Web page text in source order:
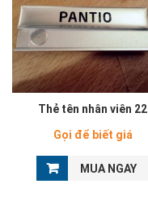
Thẻ tên nhân viên 22
Gọi để biết giá
MUA NGAY